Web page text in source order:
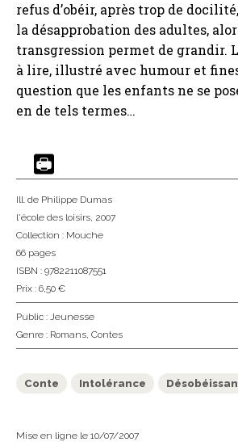
refus d’obéir, après trop de
la désapprobation des adultes,
transgression permet de grandir.
à lire, illustré avec humour et
question que les enfants ne se
en de tels termes…
Ill. de Philippe Dumas
l'école des loisirs, 2007
Collection : Mouche
66 pages
ISBN : 9782211087551
Prix : 6,50 €
Public : Jeunesse
Genre : Romans, Contes
Conte Intolérance
Mise en ligne le 10/07/2007